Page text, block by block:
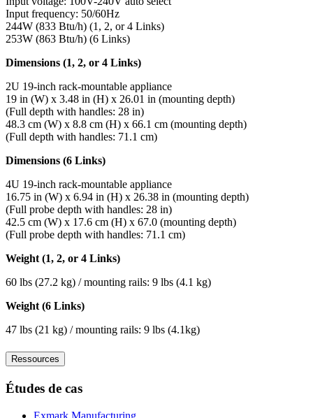
Input frequency: 50/60Hz
244W (833 Btu/h) (1, 2, or 4 Links)
253W (863 Btu/h) (6 Links)
Dimensions (1, 2, or 4 Links)
2U 19-inch rack-mountable appliance
19 in (W) x 3.48 in (H) x 26.01 in (mounting depth)
(Full depth with handles: 28 in)
48.3 cm (W) x 8.8 cm (H) x 66.1 cm (mounting depth)
(Full depth with handles: 71.1 cm)
Dimensions (6 Links)
4U 19-inch rack-mountable appliance
16.75 in (W) x 6.94 in (H) x 26.38 in (mounting depth)
(Full probe depth with handles: 28 in)
42.5 cm (W) x 17.6 cm (H) x 67.0 (mounting depth)
(Full probe depth with handles: 71.1 cm)
Weight (1, 2, or 4 Links)
60 lbs (27.2 kg) / mounting rails: 9 lbs (4.1 kg)
Weight (6 Links)
47 lbs (21 kg) / mounting rails: 9 lbs (4.1kg)
Ressources
Études de cas
Exmark Manufacturing